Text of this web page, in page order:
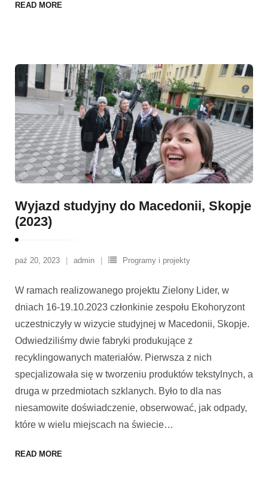
READ MORE
Wyjazd studyjny do Macedonii, Skopje
(2023)
paź 20, 2023 admin Programy i projekty
W ramach realizowanego projektu Zielony Lider, w
dniach 16-19.10.2023 członkinie zespołu Ekohoryzont
uczestniczyły w wizycie studyjnej w Macedonii, Skopje.
Odwiedziliśmy dwie fabryki produkujące z
recyklingowanych materiałów. Pierwsza z nich
specjalizowała się w tworzeniu produktów tekstylnych, a
druga w przedmiotach szklanych. Było to dla nas
niesamowite doświadczenie, obserwować, jak odpady,
które w wielu miejscach na świecie…
READ MORE